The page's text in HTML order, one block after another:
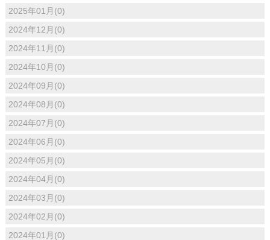
2025年01月(0)
2024年12月(0)
2024年11月(0)
2024年10月(0)
2024年09月(0)
2024年08月(0)
2024年07月(0)
2024年06月(0)
2024年05月(0)
2024年04月(0)
2024年03月(0)
2024年02月(0)
2024年01月(0)